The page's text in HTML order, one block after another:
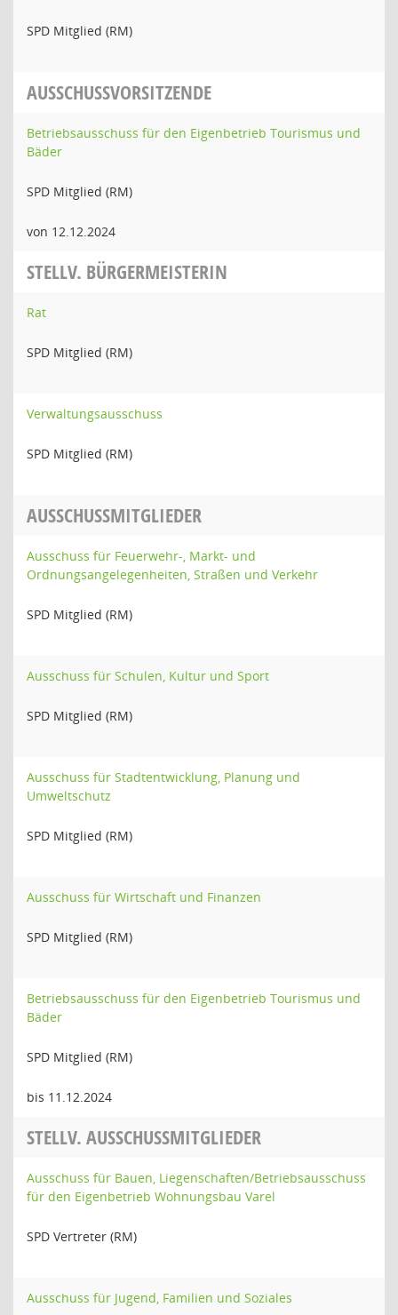
SPD Mitglied (RM)
AUSSCHUSSVORSITZENDE
Betriebsausschuss für den Eigenbetrieb Tourismus und
Bäder
SPD Mitglied (RM)
von 12.12.2024
STELLV. BÜRGERMEISTERIN
Rat
SPD Mitglied (RM)
Verwaltungsausschuss
SPD Mitglied (RM)
AUSSCHUSSMITGLIEDER
Ausschuss für Feuerwehr-, Markt- und
Ordnungsangelegenheiten, Straßen und Verkehr
SPD Mitglied (RM)
Ausschuss für Schulen, Kultur und Sport
SPD Mitglied (RM)
Ausschuss für Stadtentwicklung, Planung und
Umweltschutz
SPD Mitglied (RM)
Ausschuss für Wirtschaft und Finanzen
SPD Mitglied (RM)
Betriebsausschuss für den Eigenbetrieb Tourismus und
Bäder
SPD Mitglied (RM)
bis 11.12.2024
STELLV. AUSSCHUSSMITGLIEDER
Ausschuss für Bauen, Liegenschaften/Betriebsausschuss
für den Eigenbetrieb Wohnungsbau Varel
SPD Vertreter (RM)
Ausschuss für Jugend, Familien und Soziales